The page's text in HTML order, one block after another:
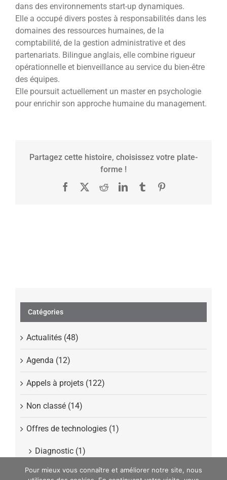
dans des environnements start-up dynamiques.
Elle a occupé divers postes à responsabilités dans les
domaines des ressources humaines, de la
comptabilité, de la gestion administrative et des
partenariats. Bilingue anglais, elle combine rigueur
opérationnelle et bienveillance au service du bien-être
des équipes.
Elle poursuit actuellement un master en psychologie
pour enrichir son approche humaine du management.
Partagez cette histoire, choisissez votre plate-
forme !
Facebook RedditLinkedInTumblr
Catégories
Actualités (48)
Agenda (12)
Appels à projets (122)
Non classé (14)
Offres de technologies (1)
Diagnostic (1)
Presse (40)
Pour mieux vous connaître et améliorer notre site, nous